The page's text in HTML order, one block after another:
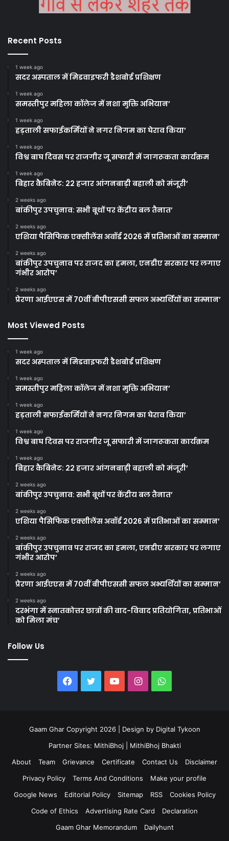
Recent Posts
1 week ago
सदर अस्पताल में मिडवाइफरी डैशबोर्ड प्रशिक्षण
1 week ago
समस्तीपुर महिला कॉलेज में नशा मुक्ति अभियान’
1 week ago
हड़ताली सफाईकर्मियों ने नगर निगम का घेराव किया’
1 week ago
विश्व बाघ दिवस पर राजगीर जू सफारी में जागरूकता कार्यक्रम
1 week ago
बिहार कैबिनेट: 22 हजार आंगनबाड़ी बहाली को मंजूरी’
2 weeks ago
बांकीपुर उपचुनाव: सभी बूथों पर केंद्रीय बल तैनात’
2 weeks ago
एशिया पैसिफिक एक्सीलेंस अवॉर्ड 2026 में प्रतिभाओं का सम्मान’
2 weeks ago
बांकीपुर उपचुनाव पर राजद का हमला, एनडीए सरकार पर लगाए
गंभीर आरोप’
2 weeks ago
प्रेरणा आईएएस में 70वीं बीपीएससी सफल अभ्यर्थियों का सम्मान’
Most Viewed Posts
1 week ago
सदर अस्पताल में मिडवाइफरी डैशबोर्ड प्रशिक्षण
1 week ago
समस्तीपुर महिला कॉलेज में नशा मुक्ति अभियान’
1 week ago
हड़ताली सफाईकर्मियों ने नगर निगम का घेराव किया’
1 week ago
विश्व बाघ दिवस पर राजगीर जू सफारी में जागरूकता कार्यक्रम
1 week ago
बिहार कैबिनेट: 22 हजार आंगनबाड़ी बहाली को मंजूरी’
2 weeks ago
बांकीपुर उपचुनाव: सभी बूथों पर केंद्रीय बल तैनात’
2 weeks ago
एशिया पैसिफिक एक्सीलेंस अवॉर्ड 2026 में प्रतिभाओं का सम्मान’
2 weeks ago
बांकीपुर उपचुनाव पर राजद का हमला, एनडीए सरकार पर लगाए
गंभीर आरोप’
2 weeks ago
प्रेरणा आईएएस में 70वीं बीपीएससी सफल अभ्यर्थियों का सम्मान’
2 weeks ago
दरभंगा में स्नातकोत्तर छात्रों की वाद-विवाद प्रतियोगिता, प्रतिभाओं
को मिला मंच’
Follow Us
Facebook
TwitterYouTubeInstagramWhatsApp
Gaam Ghar Copyright 2026 | Design by Digital Tykoon
Partner Sites: MithiBhoj
MithiBhoj Bhakti
About
Team Grievance Certificate Contact Us
Disclaimer
Privacy Policy
Terms And Conditions
Make your profile
Google News
Editorial Policy Sitemap RSS
Cookies Policy
Code of Ethics
Advertising Rate Card
Declaration
Gaam Ghar Memorandum
Dailyhunt